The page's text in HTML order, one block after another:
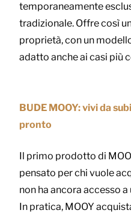
temporaneamente
tradizionale. Offre così
proprietà, con un
adatto anche ai casi più
BUDE MOOY: vivi da
pronto
Il primo prodotto di
pensato per chi vuole
non ha ancora accesso
In pratica, MOOY